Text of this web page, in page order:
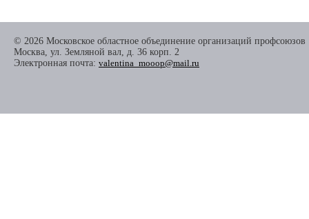
© 2026 Московское областное объединение организаций профсоюзов
Москва, ул. Земляной вал, д. 36 корп. 2
Электронная почта: valentina_mooop@mail.ru